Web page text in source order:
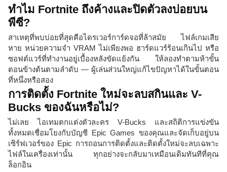
ทำไม Fortnite ถึงค้างและปิดตัวลงบ่อยบน
พีซี?
สาเหตุที่พบบ่อยที่สุดคือไดรเวอร์การ์ดจอที่ล้าสมัย ไฟล์เกมเสีย
หาย หน่วยความจำ VRAM ไม่เพียงพอ ฮาร์ดแวร์ร้อนเกินไป หรือ
ซอฟต์แวร์ที่ทำงานอยู่เบื้องหลังขัดแย้งกัน ให้ลองทำตามห้าขั้น
ตอนข้างต้นตามลำดับ — ผู้เล่นส่วนใหญ่แก้ไขปัญหาได้ในขั้นตอน
ที่หนึ่งหรือสอง
การติดตั้ง Fortnite ใหม่จะลบสกินและ V-
Bucks ของฉันหรือไม่?
ไม่เลย ไอเทมตกแต่งตัวละคร V-Bucks และสถิติการแข่งขัน
ทั้งหมดเชื่อมโยงกับบัญชี Epic Games ของคุณและจัดเก็บอยู่บน
เซิร์ฟเวอร์ของ Epic การถอนการติดตั้งและติดตั้งใหม่จะลบเฉพาะ
ไฟล์ในเครื่องเท่านั้น ทุกอย่างจะกลับมาเหมือนเดิมทันทีที่คุณ
ล็อกอิน